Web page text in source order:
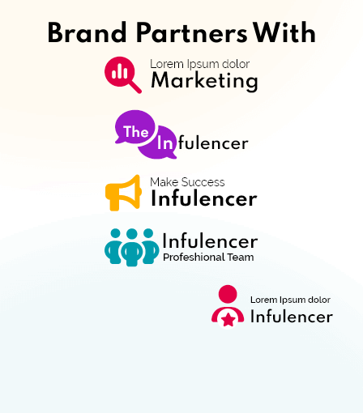
Brand Partners With